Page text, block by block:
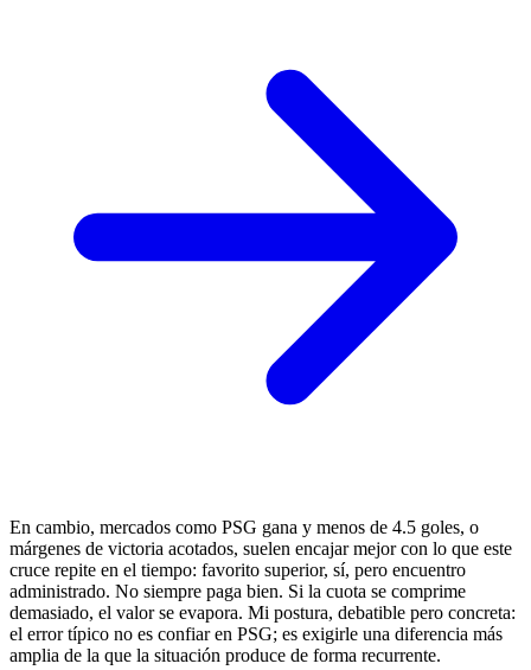
En cambio, mercados como PSG gana y menos de 4.5 goles, o
márgenes de victoria acotados, suelen encajar mejor con lo que este
cruce repite en el tiempo: favorito superior, sí, pero encuentro
administrado. No siempre paga bien. Si la cuota se comprime
demasiado, el valor se evapora. Mi postura, debatible pero concreta:
el error típico no es confiar en PSG; es exigirle una diferencia más
amplia de la que la situación produce de forma recurrente.